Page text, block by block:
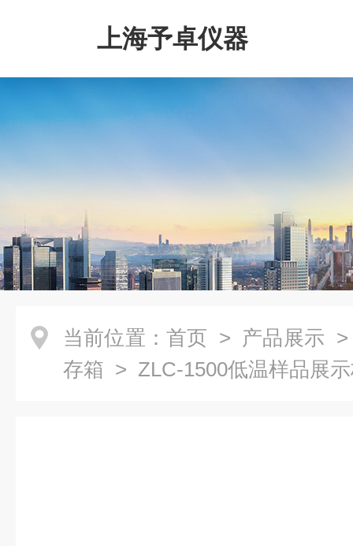
上海予卓仪器
当前位置： 首页 > 产品展示
存箱 > ZLC-1500低温样品展